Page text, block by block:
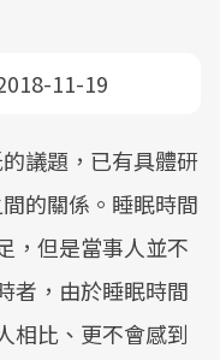
11-19
議題，已有具體研
的關係。睡眠時間
，但是當事人並不
者，由於睡眠時間
相比、更不會感到